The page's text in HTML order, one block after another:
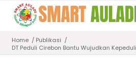
Home / Publikasi /
DT Peduli Cirebon Bantu Wujudkan